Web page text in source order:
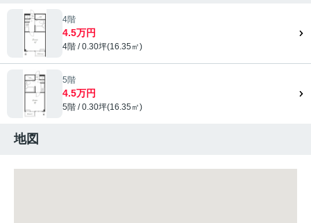
4階
4.5万円
4階 / 0.30坪(16.35㎡)
5階
4.5万円
5階 / 0.30坪(16.35㎡)
地図